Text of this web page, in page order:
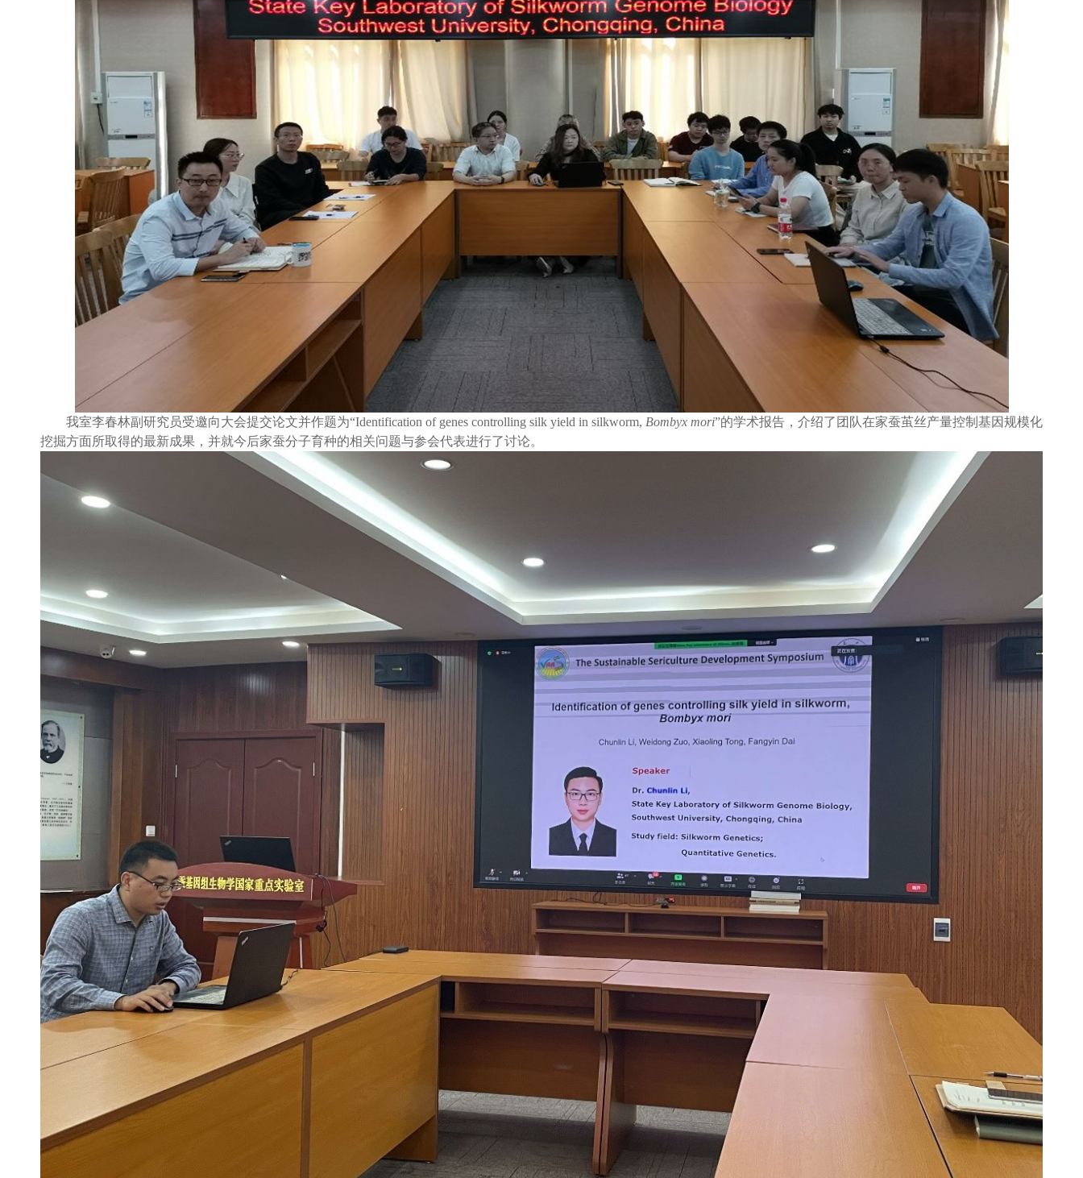
我室李春林副研究员受邀向大会提交论文并作题为“Identification of genes controlling silk yield in silkworm, Bombyx mori”的学术报告，介绍了团队在家蚕茧丝产量控制基因规模化
挖掘方面所取得的最新成果，并就今后家蚕分子育种的相关问题与参会代表进行了讨论。